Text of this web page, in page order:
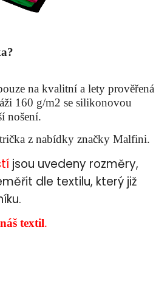
na kvalitní a lety prověřená
160 g/m2 se silikonovou
nošení.
z nabídky značky Malfini.
jsou uvedeny rozměry,
dle textilu, který již
náš textil.